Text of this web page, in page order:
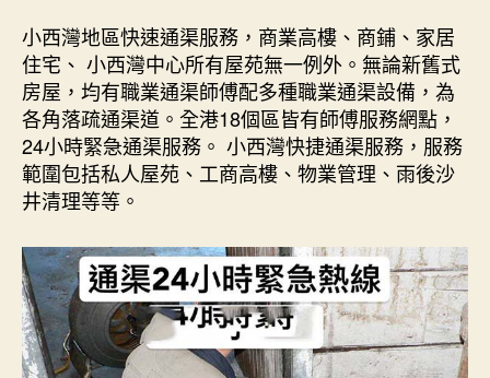
小西灣地區快速通渠服務，商業高樓、商鋪、家居
住宅、 小西灣中心所有屋苑無一例外。無論新舊式
房屋，均有職業通渠師傅配多種職業通渠設備，為
各角落疏通渠道。全港18個區皆有師傅服務網點，
24小時緊急通渠服務。 小西灣快捷通渠服務，服務
範圍包括私人屋苑、工商高樓、物業管理、雨後沙
井清理等等。